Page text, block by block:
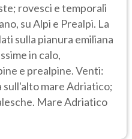
rovesci e temporali
su Alpi e Prealpi. La
sulla pianura emiliana
in calo,
e prealpine. Venti:
mare Adriatico;
Mare Adriatico